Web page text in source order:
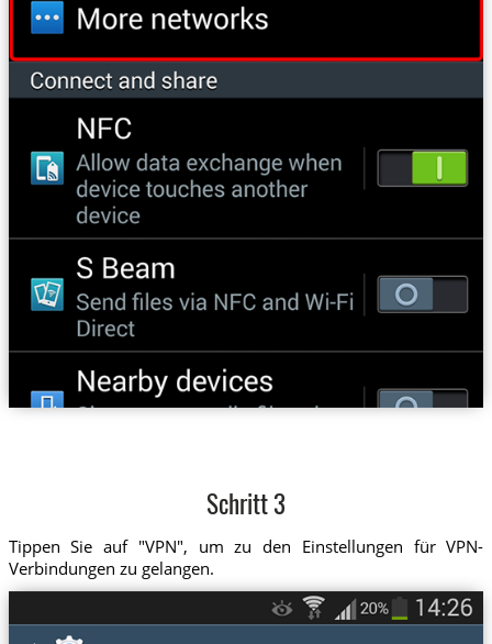
Schritt 3
Tippen Sie auf "VPN", um zu den Einstellungen für VPN-
Verbindungen zu gelangen.